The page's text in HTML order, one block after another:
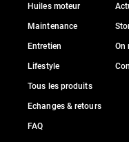
Huiles moteur
Maintenance
Entretien
Lifestyle
Tous les produits
Echanges & retours
FAQ
On